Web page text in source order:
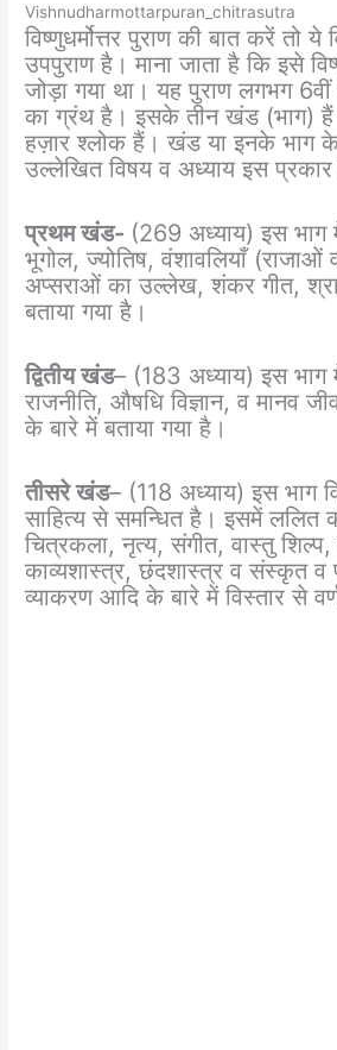
Vishnudharmottarpuran_chitrasutra
विष्णुधर्मोत्तर पुराण की बात करें तो
उपपुराण है। माना जाता है कि इसे
जोड़ा गया था। यह पुराण लगभग 6वीं
का ग्रंथ है। इसके तीन खंड (भाग)
हज़ार श्लोक हैं। खंड या इनके भाग
उल्लेखित विषय व अध्याय इस
प्रथम खंड- (269 अध्याय) इस भाग
भूगोल, ज्योतिष, वंशावलियाँ (राजाओं
अप्सराओं का उल्लेख, शंकर गीत,
बताया गया है।
द्वितीय खंड– (183 अध्याय) इस भाग
राजनीति, औषधि विज्ञान, व मानव
के बारे में बताया गया है।
तीसरे खंड– (118 अध्याय) इस भाग
साहित्य से समन्धित है। इसमें
चित्रकला, नृत्य, संगीत, वास्तु शिल्प,
काव्यशास्त्र, छंदशास्त्र व संस्कृत व
व्याकरण आदि के बारे में विस्तार से